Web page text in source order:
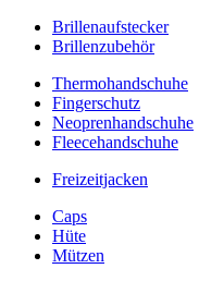
Brillenaufstecker
Brillenzubehör
Thermohandschuhe
Fingerschutz
Neoprenhandschuhe
Fleecehandschuhe
Freizeitjacken
Caps
Hüte
Mützen